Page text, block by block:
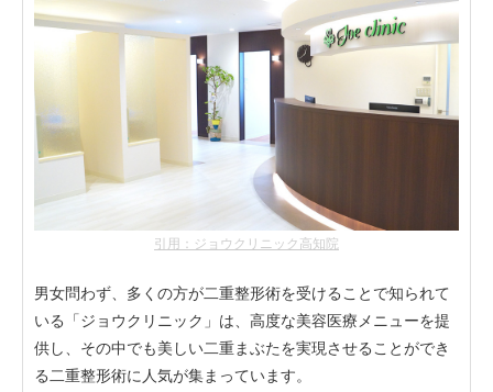
引用：ジョウクリニック高知院
男女問わず、多くの方が二重整形術を受けることで知られて
いる「ジョウクリニック」は、高度な美容医療メニューを提
供し、その中でも美しい二重まぶたを実現させることができ
る二重整形術に人気が集まっています。